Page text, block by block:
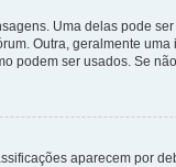
Uma delas pode
Outra, geralmente
podem ser usados. Se
aparecem por